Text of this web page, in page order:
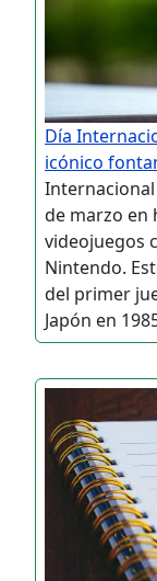
Día
icónico
Internacional
de marzo en
videojuegos
Nintendo.
del primer
Japón en